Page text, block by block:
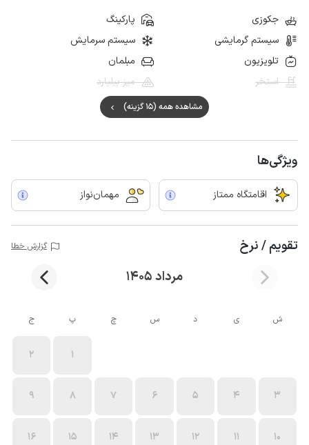
جکوزی
پارکینگ
سیستم گرمایشی
سیستم سرمایش
تلویزیون
مبلمان
استخر
میز بیلیارد
مشاهده همه (15 گزینه)
ویژگی‌ها
اقامتگاه ممتاز مهمان‌نواز
تقویم / نرخ گزارش خطا
مرداد 1405
ش ی د س چ پ ج
1
2
3
4
5
6
7
8
9
10
11
12
13
14
15
16